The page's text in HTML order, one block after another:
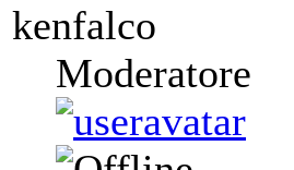
kenfalco
Moderatore